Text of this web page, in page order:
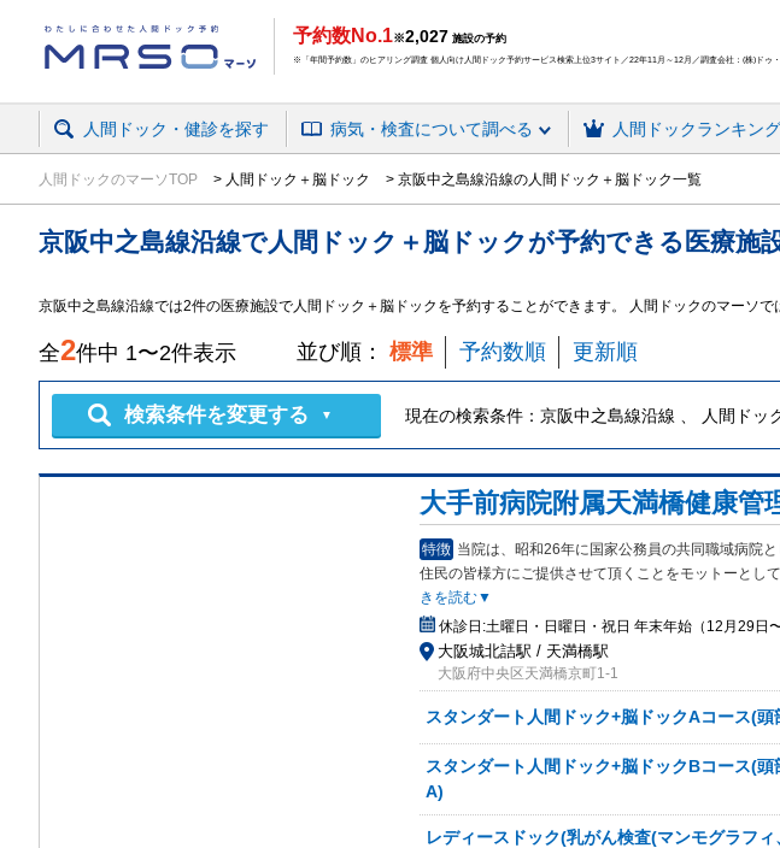
予約数No.1※2,027 施設の予約
※「年間予約数」のヒアリング調査 個人向け人間ドック予約サービス検索上位3サイト／22年11月～12月／調査会社：(株)ドゥ・
人間ドック・健診を探す 病気・検査について調べる 人間ドックランキング
人間ドックのマーソTOP 人間ドック＋脳ドック 京阪中之島線沿線の人間ドック＋脳ドック一覧
京阪中之島線沿線で人間ドック＋脳ドックが予約できる 医療施
京阪中之島線沿線では2件の医療施設で人間ドック＋脳ドックを予約することができます。 人間ドックのマーソ
全2件中 1〜2件表示 並び順： 標準 予約数順 更新順
検索条件を変更する ▼ 現在の検索条件： 京阪中之島線沿線 、 人間ドッ
大手前病院附属天満橋健康管
特徴 当院は、昭和26年に国家公務員の共同職域病院
住民の皆様方にご提供させて頂くことをモットーとし
きを読む▼
休診日:土曜日・日曜日・祝日 年末年始（12月29日
大阪城北詰駅 / 天満橋駅
大阪府中央区天満橋京町1-1
スタンダート人間ドック+脳ドックAコース(頭
スタンダート人間ドック+脳ドックBコース(
A)
レディースドック(乳がん検査(マンモグラフ